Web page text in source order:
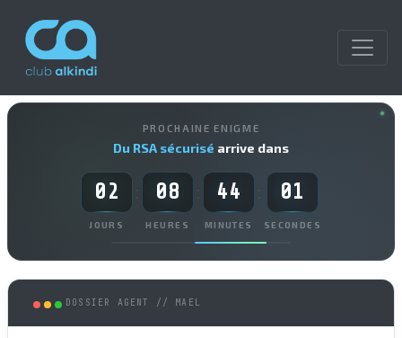
PROCHAINE ENIGME
Du RSA sécurisé arrive dans
02
JOURS
: 08
HEURES
: 44
MINUTES
: 01
SECONDES
DOSSIER AGENT // MAEL